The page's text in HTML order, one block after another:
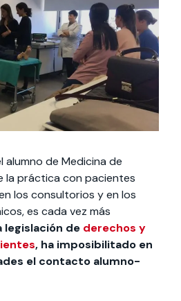
International
students
Facultades
Filantropía y Donaciones
el campus
Noticias
estudiantiles
alumno de Medicina de
la práctica con pacientes
los consultorios y en los
es cada vez más
legislación de derechos y
, ha imposibilitado en
el contacto alumno-